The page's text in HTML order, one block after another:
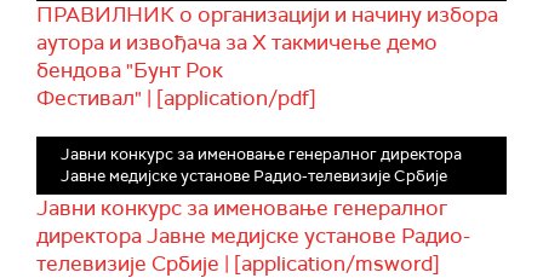
ПРАВИЛНИК о организацији и начину избора
аутора и извођача за X такмичење демо
бендова "Бунт Рок
Фестивал" | [application/pdf]
Јавни конкурс за именовање генералног директора
Јавне медијске установе Радио-телевизије Србије
Јавни конкурс за именовање генералног
директора Јавне медијске установе Радио-
телевизије Србије | [application/msword]